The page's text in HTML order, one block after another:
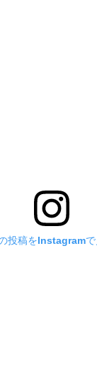
投稿をInstagramで